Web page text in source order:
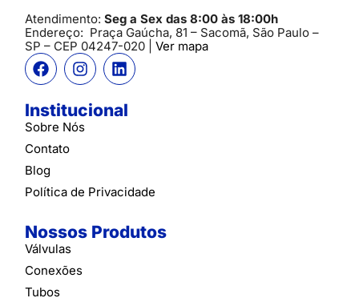
Atendimento: Seg a Sex das 8:00 às 18:00h
Endereço: Praça Gaúcha, 81 – Sacomã, São Paulo –
SP – CEP 04247-020 | Ver mapa
Institucional
Sobre Nós
Contato
Blog
Política de Privacidade
Nossos Produtos
Válvulas
Conexões
Tubos